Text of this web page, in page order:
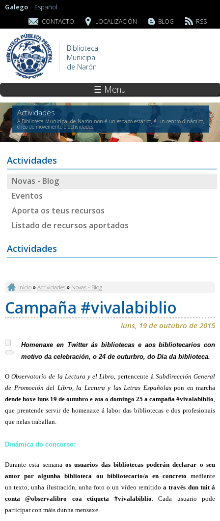
Galego Español
CONTACTO LOCALIZACIÓN BLOG RSS
Biblioteca
Municipal
de Narón
☰ Menu
Actividades
A Biblioteca Municipal de Narón non é un espazo estático, é un centro dinámico,
cheo de movemento e actividades.
Actividades
Novas - Blog
Eventos
Aporta os teus recursos
Listado de recursos aportados
Actividades
Vostede está aquí
Inicio»Actividades» Novas - Blog
Campaña #vivalabiblio
luns, 19 de outubro de 2015
Homenaxe en Twitter ás bibliotecas e aos bibliotecarios con
motivo da celebración, o 24 de outurbro, do Día da biblioteca.
OObservatorio de la Lectura y el Libro, pertencente á Subdirección General
de Promoción del Libro, la Lectura y las Letras Españolaspon en marcha
dende hoxe luns 19 de outubro e ata o domingo 25 a campaña #vivalabiblio,
que prentende servir de homenaxe á labor das bibliotecas e dos profesionais
que nelas traballan.
Dinámica do concurso:
Durante esta semanaos usuarios das bibliotecas poderán declarar o seu
amor por algunha biblioteca ou bibliotecario/a en concreto mediante
un texto, unha ilustración, unha foto o un vídeo remitido a través dun tuit á
conta @observalibro coa etiqueta #vivalabiblio. Cada usuario pode
participar con máis dunha mensaxe.